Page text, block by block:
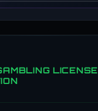
LICENSE